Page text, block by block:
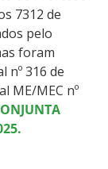
7312 de
pelo
foram
316 de
ME/MEC nº